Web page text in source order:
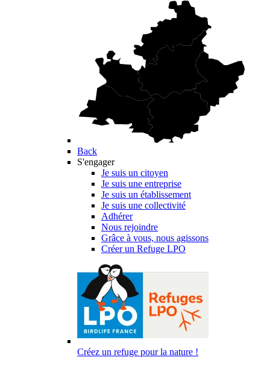
Back
S'engager
Je suis un citoyen
Je suis une entreprise
Je suis un établissement
Je suis une collectivité
Adhérer
Nous rejoindre
Grâce à vous, nous agissons
Créer un Refuge LPO
Créez un refuge pour la nature !